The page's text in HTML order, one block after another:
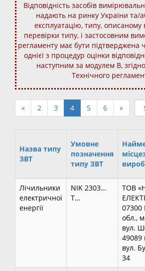
Відповідність засобів
надають на ринку України та/
експлуатацію, типу, описаному
перевірки типу, і застосовним
регламенту має бути підтверджена
однієї з процедур оцінки
наступним за модулем В,
Технічного
« 2 3 4 5 6 »
Назва типу
ЗВТ
Умовне
позначення
типу ЗВТ
Лічильники
електричної
енергії
NIK 2303…
T…
ТОВ
07300
обл.,
вул.
49089
вул.
34